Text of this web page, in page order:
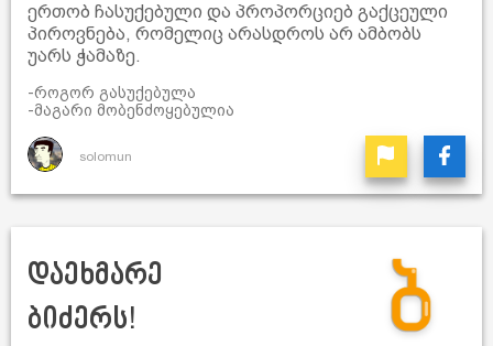
ერთობ ჩასუქებული და პროპორციებ გაქცეული
პიროვნება, რომელიც არასდროს არ ამბობს
უარს ჭამაზე.
-როგორ გასუქებულა
-მაგარი მობენძოყებულია
solomun
დაეხმარე
ბიძერს!